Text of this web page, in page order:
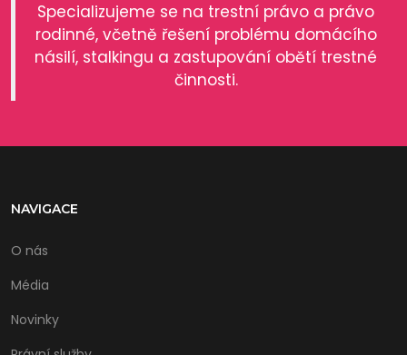
Specializujeme se na trestní právo a právo
rodinné, včetně řešení problému domácího
násilí, stalkingu a zastupování obětí trestné
činnosti.
NAVIGACE
O nás
Média
Novinky